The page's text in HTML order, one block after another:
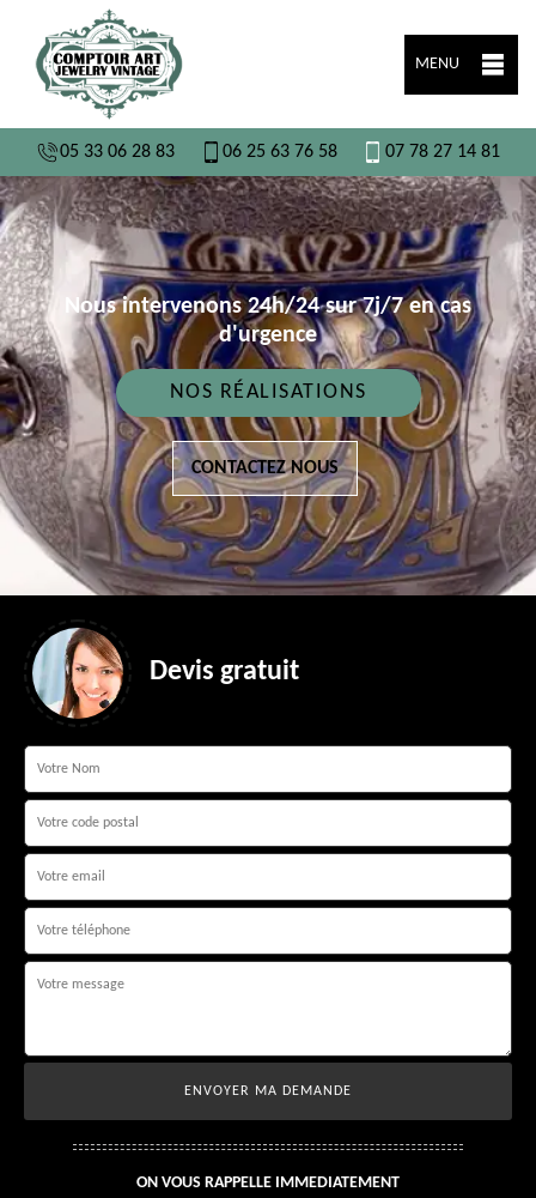
MENU
05 33 06 28 83 06 25 63 76 58 07 78 27 14 81
Nous intervenons 24h/24 sur 7j/7 en cas
d'urgence
NOS RÉALISATIONS
CONTACTEZ NOUS
Devis gratuit
ON VOUS RAPPELLE IMMEDIATEMENT